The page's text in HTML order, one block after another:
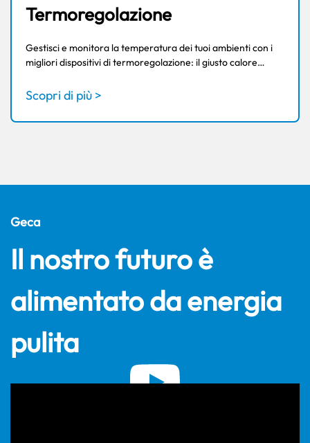
Termoregolazione
Gestisci e monitora la temperatura dei tuoi ambienti con i
migliori dispositivi di termoregolazione: il giusto calore…
Scopri di più >
Geca
Il nostro futuro è
alimentato da energia
pulita